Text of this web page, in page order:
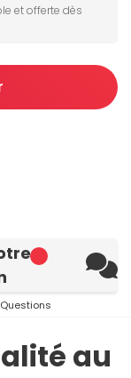
et offerte dès
Questions
au